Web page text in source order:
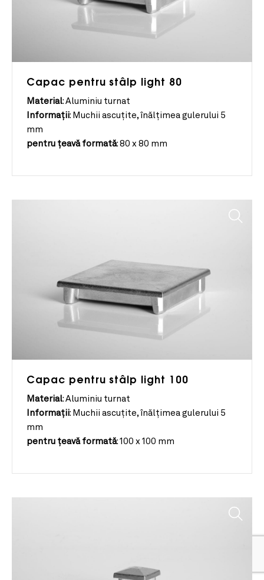
Capac pentru stâlp light 80
Material: Aluminiu turnat
Informații: Muchii ascuțite, înălțimea gulerului 5
mm
pentru țeavă formată: 80 x 80 mm
Capac pentru stâlp light 100
Material: Aluminiu turnat
Informații: Muchii ascuțite, înălțimea gulerului 5
mm
pentru țeavă formată: 100 x 100 mm